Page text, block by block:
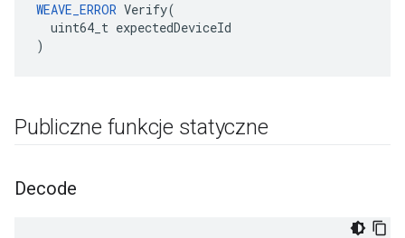
WEAVE_ERROR Verify(
  uint64_t expectedDeviceId
)
Publiczne funkcje statyczne
Decode